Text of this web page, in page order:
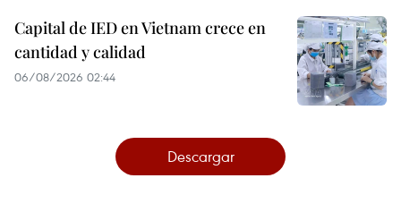
Capital de IED en Vietnam crece en
cantidad y calidad
06/08/2026 02:44
Descargar